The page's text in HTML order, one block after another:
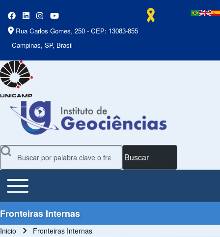
Rua Carlos Gomes, 250 - CEP: 13083-855
- Campinas, SP, Brasil
Buscar
Main Menu
Toggle main menu
Fronteiras Internas
Inicio Fronteiras Internas